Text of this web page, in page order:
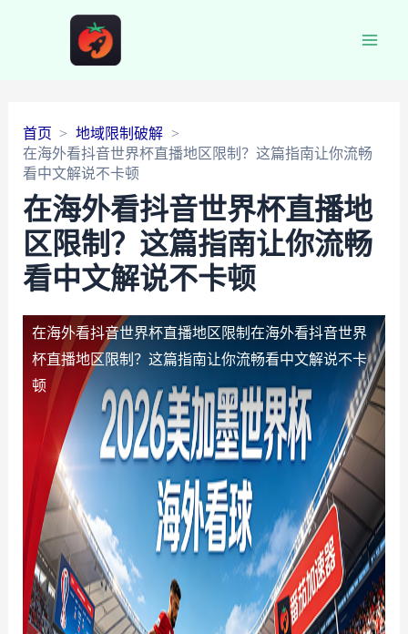
首页
地域限制破解
在海外看抖音世界杯直播地区限制？这篇指南让你流畅
看中文解说不卡顿
在海外看抖音世界杯直播地
区限制？这篇指南让你流畅
看中文解说不卡顿
在海外看抖音世界杯直播地区限制 在海外看抖音世界
杯直播地区限制？这篇指南让你流畅看中文解说不卡
顿